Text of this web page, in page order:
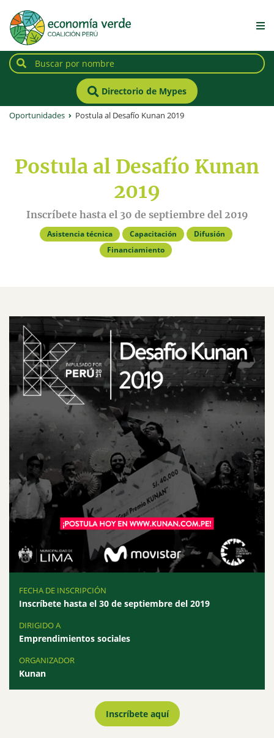
Directorio de Mypes
Oportunidades Postula al Desafío Kunan 2019
Postula al Desafío Kunan
2019
Inscríbete hasta el 30 de septiembre del 2019
Asistencia técnica Capacitación
Difusión
Financiamiento
FECHA DE INSCRIPCIÓN
Inscríbete hasta el 30 de septiembre del 2019
DIRIGIDO A
Emprendimientos sociales
ORGANIZADOR
Kunan
Inscríbete aquí